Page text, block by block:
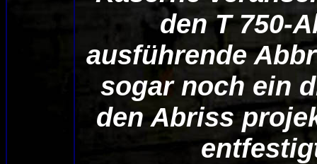
den T 750-
ausführende
sogar noch ein
den Abriss